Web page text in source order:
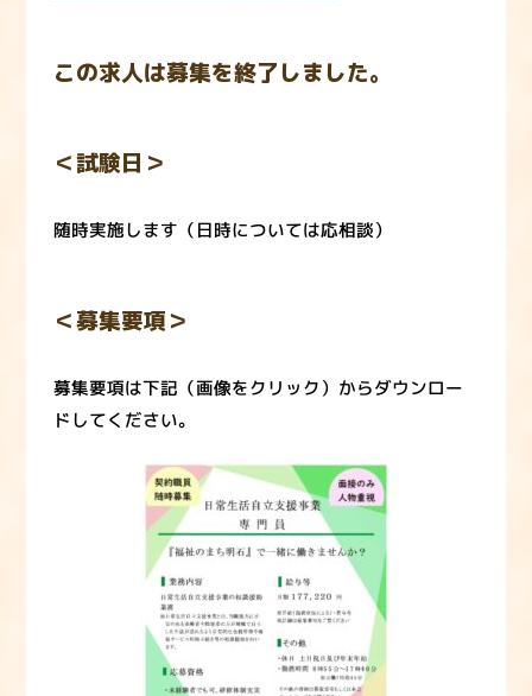
この求人は募集を終了しました。
＜試験日＞
随時実施します（日時については応相談）
＜募集要項＞
募集要項は下記（画像をクリック）からダウンロー
ドしてください。